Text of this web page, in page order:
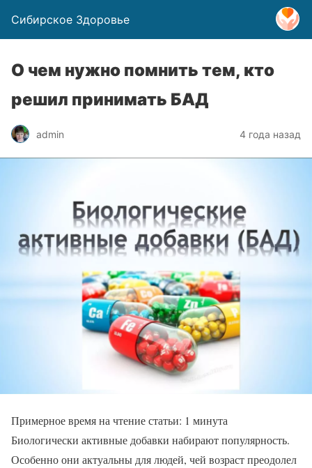
Сибирское Здоровье
О чем нужно помнить тем, кто
решил принимать БАД
admin 4 года назад
Примерное время на чтение статьи: 1 минута
Биологически активные добавки набирают популярность.
Особенно они актуальны для людей, чей возраст преодолел